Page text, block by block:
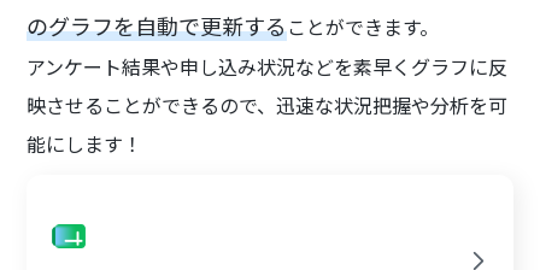
のグラフを自動で更新することができます。
アンケート結果や申し込み状況などを素早くグラフに反
映させることができるので、迅速な状況把握や分析を可
能にします！